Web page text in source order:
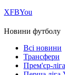
ХFBYou
Новини футболу
Всі новини
Трансфери
Прем'єр-